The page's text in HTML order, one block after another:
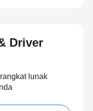
Driver
lunak